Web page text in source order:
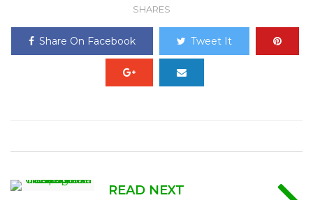
SHARES
Share On Facebook Tweet It
READ NEXT